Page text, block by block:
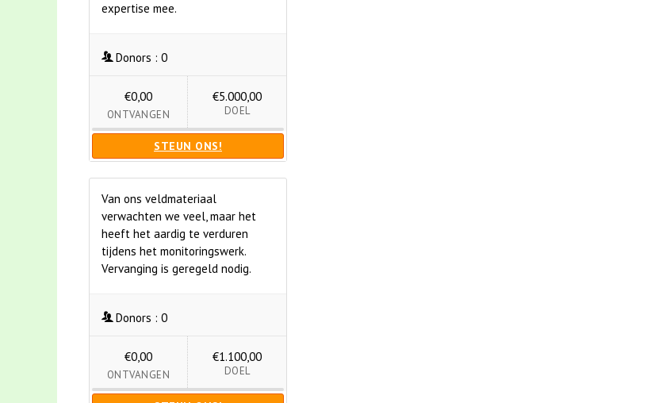
expertise mee.
Donors : 0
€0,00
ONTVANGEN
€5.000,00
DOEL
STEUN ONS!
Van ons veldmateriaal
verwachten we veel, maar het
heeft het aardig te verduren
tijdens het monitoringswerk.
Vervanging is geregeld nodig.
Donors : 0
€0,00
ONTVANGEN
€1.100,00
DOEL